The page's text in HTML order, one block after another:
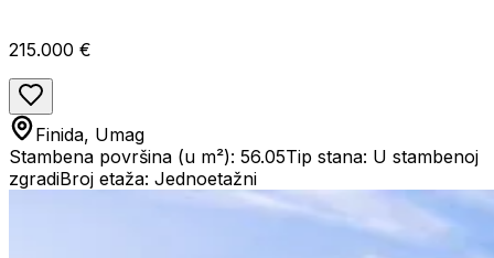
215.000 €
Finida, Umag
Stambena površina (u m²): 56.05Tip stana: U stambenoj
zgradiBroj etaža: Jednoetažni